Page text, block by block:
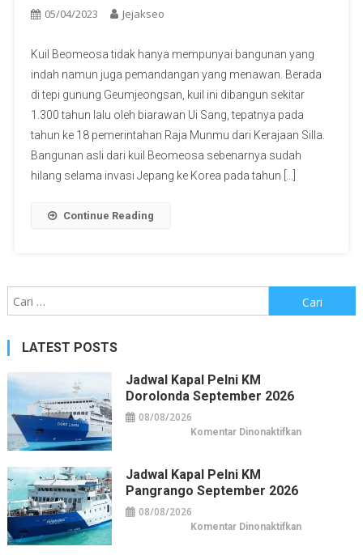
05/04/2023 Jejakseo
Kuil Beomeosa tidak hanya mempunyai bangunan yang
indah namun juga pemandangan yang menawan. Berada
di tepi gunung Geumjeongsan, kuil ini dibangun sekitar
1.300 tahun lalu oleh biarawan Ui Sang, tepatnya pada
tahun ke 18 pemerintahan Raja Munmu dari Kerajaan Silla.
Bangunan asli dari kuil Beomeosa sebenarnya sudah
hilang selama invasi Jepang ke Korea pada tahun […]
Continue Reading
untuk:
LATEST POSTS
Jadwal Kapal Pelni KM
Dorolonda September 2026
08/08/2026
Komentar Dinonaktifkanpada
Jadwal Kapal Pelni KM
Pangrango September 2026
08/08/2026
Komentar Dinonaktifkanpada